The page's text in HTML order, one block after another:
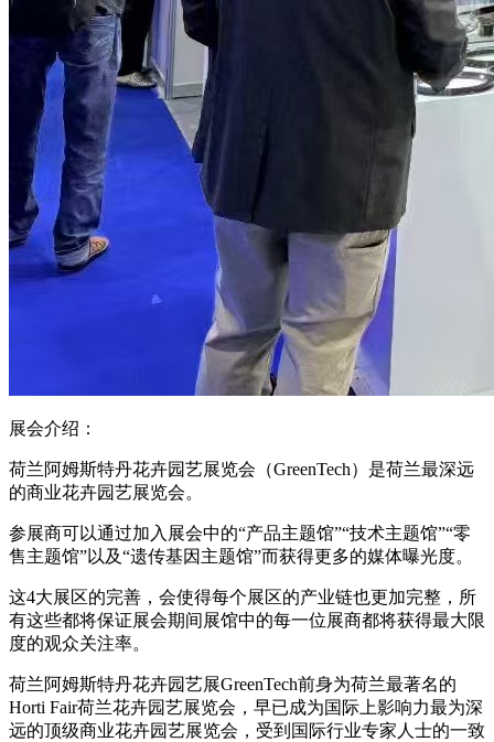
展会介绍：
荷兰阿姆斯特丹花卉园艺展览会（GreenTech）是荷兰最深远
的商业花卉园艺展览会。
参展商可以通过加入展会中的“产品主题馆”“技术主题馆”“零
售主题馆”以及“遗传基因主题馆”而获得更多的媒体曝光度。
这4大展区的完善，会使得每个展区的产业链也更加完整，所
有这些都将保证展会期间展馆中的每一位展商都将获得最大限
度的观众关注率。
荷兰阿姆斯特丹花卉园艺展GreenTech前身为荷兰最著名的
Horti Fair荷兰花卉园艺展览会，早已成为国际上影响力最为深
远的顶级商业花卉园艺展览会，受到国际行业专家人士的一致